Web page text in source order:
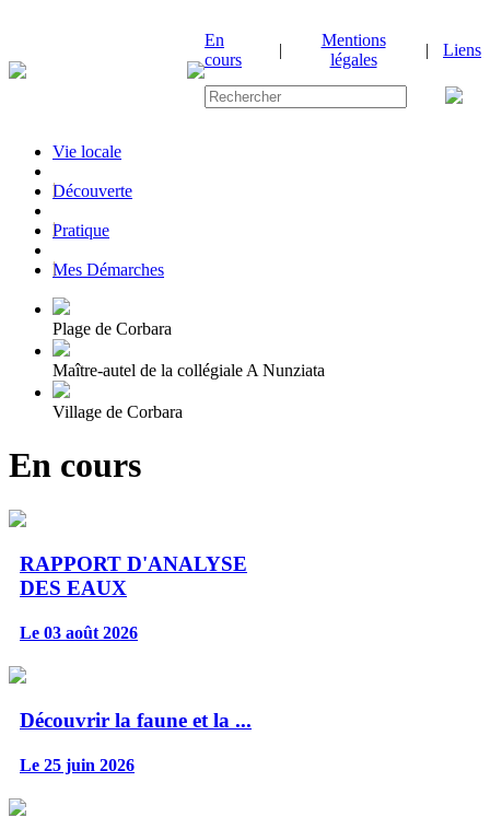
En
cours
|
Mentions
légales
| Liens
Vie locale
|Découverte
|Pratique
|Mes Démarches
Plage de Corbara
Maître-autel de la collégiale A Nunziata
Village de Corbara
En cours
RAPPORT D'ANALYSE
DES EAUX
Le 03 août 2026
Découvrir la faune et la ...
Le 25 juin 2026